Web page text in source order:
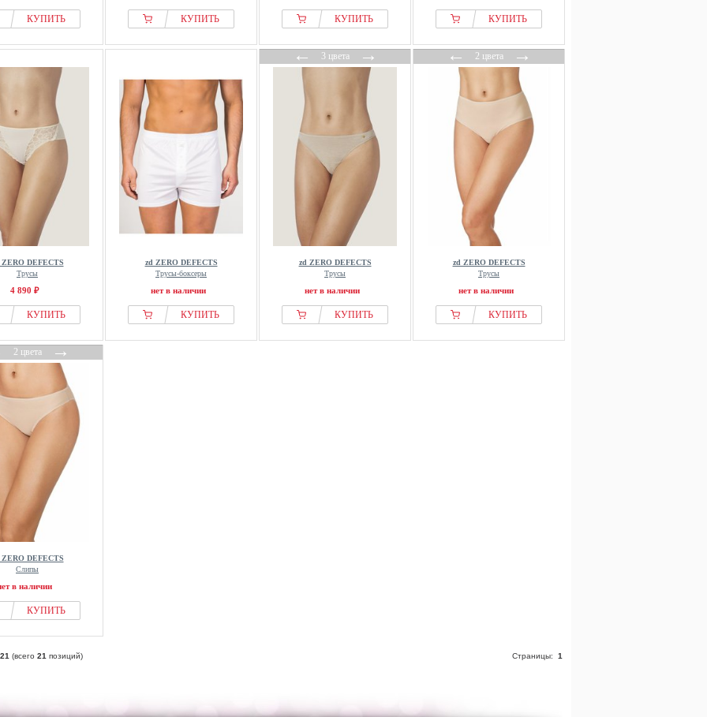
КУПИТЬ КУПИТЬ КУПИТЬ КУПИТЬ
ZERO DEFECTS
Трусы
4 890 ₽
КУПИТЬ
zd ZERO DEFECTS
Трусы-боксеры
нет в наличии
КУПИТЬ
←3 цвета→
zd ZERO DEFECTS
Трусы
нет в наличии
КУПИТЬ
←2 цвета→
zd ZERO DEFECTS
Трусы
нет в наличии
КУПИТЬ
2 цвета→
ZERO DEFECTS
Слипы
в наличии
КУПИТЬ
21 (всего 21 позиций) Страницы: 1